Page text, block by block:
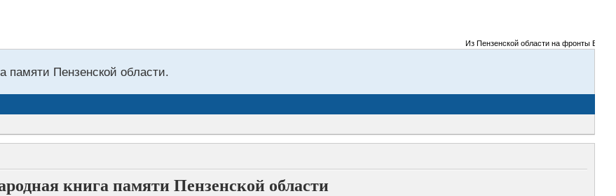
Из Пензенской области на фронты
памяти Пензенской области.
книга памяти Пензенской области